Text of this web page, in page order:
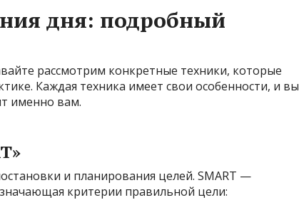
дня: подробный
рассмотрим конкретные техники, которые
Каждая техника имеет свои особенности, и вы
именно вам.
и планирования целей. SMART —
критерии правильной цели: